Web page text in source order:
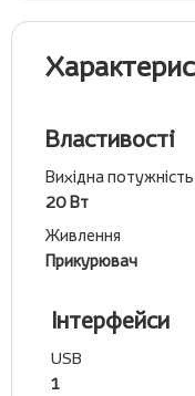
Властивості
Вихідна потужність
20 Вт
Живлення
Прикурювач
Інтерфейси
USB
1